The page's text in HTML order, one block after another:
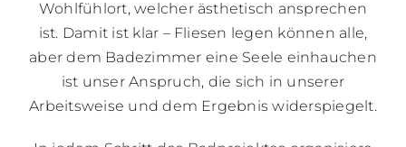
Wohlfühlort, welcher ästhetisch ansprechen
ist. Damit ist klar – Fliesen legen können alle,
aber dem Badezimmer eine Seele einhauchen
ist unser Anspruch, die sich in unserer
Arbeitsweise und dem Ergebnis widerspiegelt.